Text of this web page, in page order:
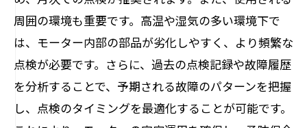
周囲の環境も重要です。高温や湿気の多い環境下で
は、モーター内部の部品が劣化しやすく、より頻繁な
点検が必要です。さらに、過去の点検記録や故障履歴
を分析することで、予期される故障のパターンを把握
し、点検のタイミングを最適化することが可能です。